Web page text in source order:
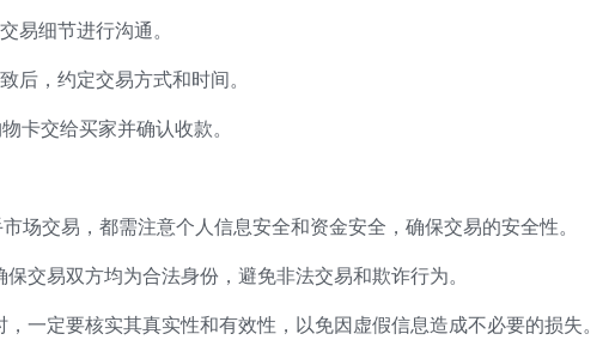
易细节进行沟通。
后，约定交易方式和时间。
卡交给买家并确认收款。
场交易，都需注意个人信息安全和资金安全，确保交易的安全性。
交易双方均为合法身份，避免非法交易和欺诈行为。
一定要核实其真实性和有效性，以免因虚假信息造成不必要的损失。